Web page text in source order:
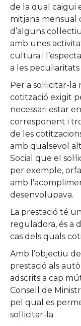
de la qual caigui
mitjana mensual
d’alguns
amb unes
cultura i
a les peculiaritats
Per a sol·licitar-
cotització exigit
necessari estar
corresponent i
de les
amb qualsevol
Social que el
per exemple,
amb
desenvolupava.
La prestació té
reguladora, és a
cas dels quals
Amb l’objectiu
prestació als
adscrits a cap
Consell de
pel qual es
sol·licitar-la.